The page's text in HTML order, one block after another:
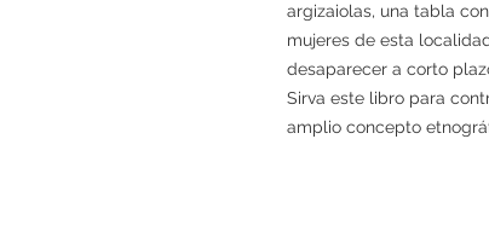
argizaiolas, una tabla
mujeres de esta
desaparecer a corto
Sirva este libro para
amplio concepto